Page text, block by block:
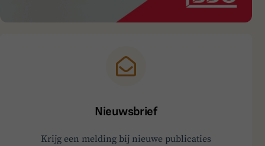
Nieuwsbrief
Krijg een melding bij nieuwe publicaties